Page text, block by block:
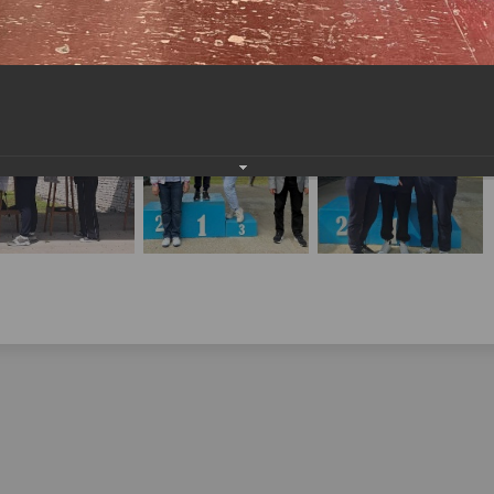
Технопарковая зона
проекты
Реализация Национальных
закупки
Муниципальный контроль